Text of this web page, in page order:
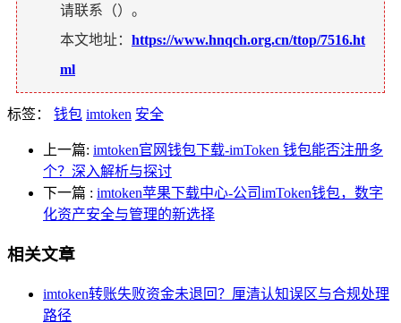
请联系（）。
本文地址： https://www.hnqch.org.cn/ttop/7516.ht
ml
标签： 钱包 imtoken 安全
上一篇: imtoken官网钱包下载-imToken 钱包能否注册多
个？深入解析与探讨
下一篇 : imtoken苹果下载中心-公司imToken钱包，数字
化资产安全与管理的新选择
相关文章
imtoken转账失败资金未退回？厘清认知误区与合规处理
路径